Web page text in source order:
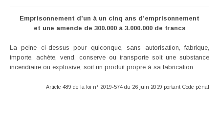
Emprisonnement d’un à un cinq ans d’emprisonnement
et une amende de 300.000 à 3.000.000 de francs
La peine ci-dessus pour quiconque, sans autorisation, fabrique,
importe, achète, vend, conserve ou transporte soit une substance
incendiaire ou explosive, soit un produit propre à sa fabrication.
Article 489 de la loi n° 2019-574 du 26 juin 2019 portant Code pénal